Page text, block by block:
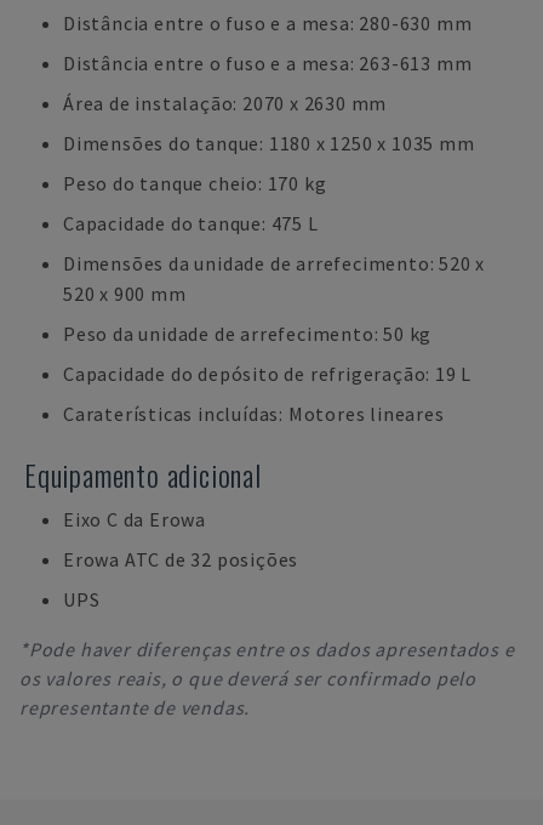
Distância entre o fuso e a mesa: 280-630 mm
Distância entre o fuso e a mesa: 263-613 mm
Área de instalação: 2070 x 2630 mm
Dimensões do tanque: 1180 x 1250 x 1035 mm
Peso do tanque cheio: 170 kg
Capacidade do tanque: 475 L
Dimensões da unidade de arrefecimento: 520 x
520 x 900 mm
Peso da unidade de arrefecimento: 50 kg
Capacidade do depósito de refrigeração: 19 L
Caraterísticas incluídas: Motores lineares
Equipamento adicional
Eixo C da Erowa
Erowa ATC de 32 posições
UPS
*Pode haver diferenças entre os dados apresentados e
os valores reais, o que deverá ser confirmado pelo
representante de vendas.